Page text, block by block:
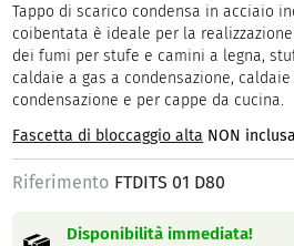
Tappo di scarico condensa in acciaio
coibentata è ideale per la
dei fumi per stufe e camini a legna,
caldaie a gas a condensazione, caldaie
condensazione e per cappe da cucina.
Fascetta di bloccaggio alta NON
Riferimento FTDITS 01 D80
Disponibilità immediata!